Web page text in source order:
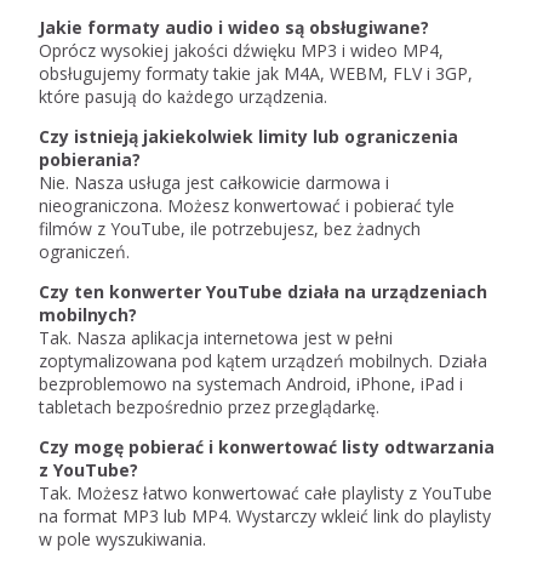
Jakie formaty audio i wideo są obsługiwane?
Oprócz wysokiej jakości dźwięku MP3 i wideo MP4,
obsługujemy formaty takie jak M4A, WEBM, FLV i 3GP,
które pasują do każdego urządzenia.
Czy istnieją jakiekolwiek limity lub ograniczenia
pobierania?
Nie. Nasza usługa jest całkowicie darmowa i
nieograniczona. Możesz konwertować i pobierać tyle
filmów z YouTube, ile potrzebujesz, bez żadnych
ograniczeń.
Czy ten konwerter YouTube działa na urządzeniach
mobilnych?
Tak. Nasza aplikacja internetowa jest w pełni
zoptymalizowana pod kątem urządzeń mobilnych. Działa
bezproblemowo na systemach Android, iPhone, iPad i
tabletach bezpośrednio przez przeglądarkę.
Czy mogę pobierać i konwertować listy odtwarzania
z YouTube?
Tak. Możesz łatwo konwertować całe playlisty z YouTube
na format MP3 lub MP4. Wystarczy wkleić link do playlisty
w pole wyszukiwania.